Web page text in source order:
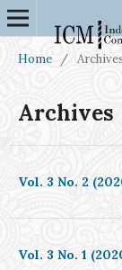
Home /
Archives
Vol. 3 No. 2
Vol. 3 No. 1